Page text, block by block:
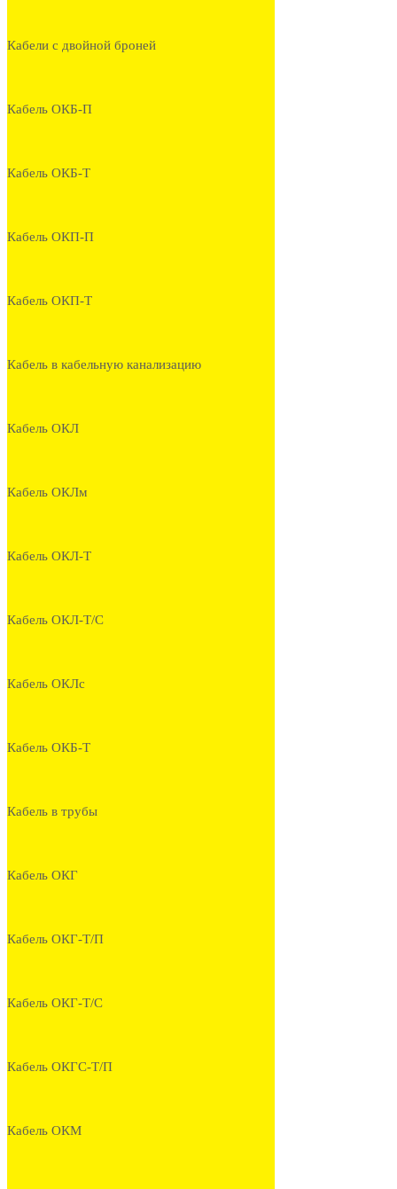
Кабели с двойной броней
Кабель ОКБ-П
Кабель ОКБ-Т
Кабель ОКП-П
Кабель ОКП-Т
Кабель в кабельную канализацию
Кабель ОКЛ
Кабель ОКЛм
Кабель ОКЛ-Т
Кабель ОКЛ-Т/С
Кабель ОКЛс
Кабель ОКБ-Т
Кабель в трубы
Кабель ОКГ
Кабель ОКГ-Т/П
Кабель ОКГ-Т/С
Кабель ОКГС-Т/П
Кабель ОКМ